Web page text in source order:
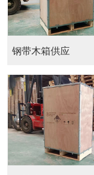
钢带木箱供应